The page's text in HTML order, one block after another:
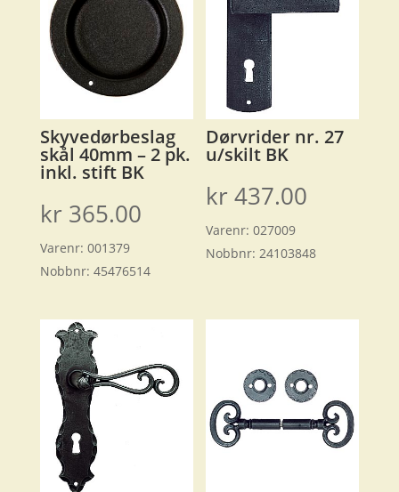
Skyvedørbeslag
skål 40mm – 2 pk.
inkl. stift BK
kr 365.00
Varenr: 001379
Nobbnr: 45476514
Dørvrider nr. 27
u/skilt BK
kr 437.00
Varenr:027009
Nobbnr: 24103848